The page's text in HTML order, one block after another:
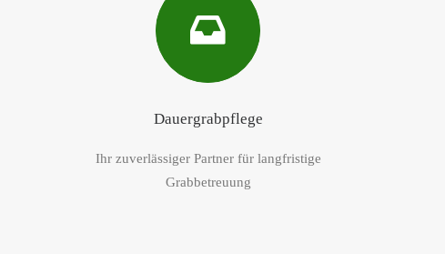
Dauergrabpflege
Ihr zuverlässiger Partner für langfristige
Grabbetreuung